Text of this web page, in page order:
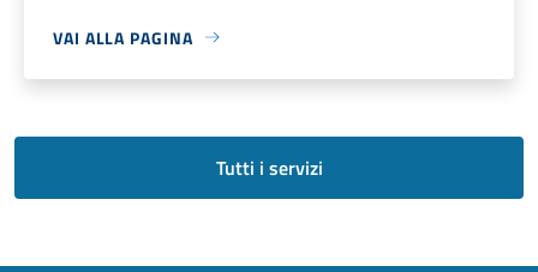
VAI ALLA PAGINA
Tutti i servizi